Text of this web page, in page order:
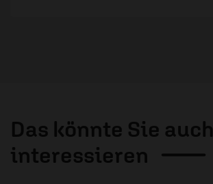
Das könnte Sie auch
interessieren